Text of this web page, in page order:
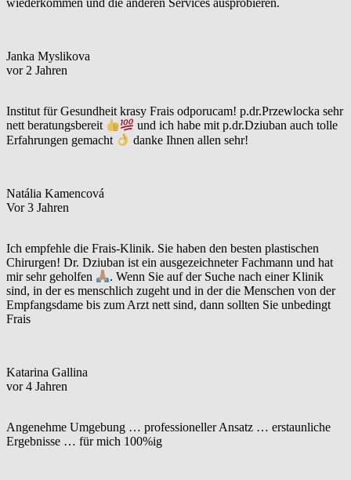
wiederkommen und die anderen Services ausprobieren.
Janka Myslikova
vor 2 Jahren
Institut für Gesundheit krasy Frais odporucam! p.dr.Przewlocka sehr
nett beratungsbereit
und ich habe mit p.dr.Dziuban auch tolle
Erfahrungen gemacht
danke Ihnen allen sehr!
Natália Kamencová
Vor 3 Jahren
Ich empfehle die Frais-Klinik. Sie haben den besten plastischen
Chirurgen! Dr. Dziuban ist ein ausgezeichneter Fachmann und hat
mir sehr geholfen
. Wenn Sie auf der Suche nach einer Klinik
sind, in der es menschlich zugeht und in der die Menschen von der
Empfangsdame bis zum Arzt nett sind, dann sollten Sie unbedingt
Frais
Katarina Gallina
vor 4 Jahren
Angenehme Umgebung … professioneller Ansatz … erstaunliche
Ergebnisse … für mich 100%ig